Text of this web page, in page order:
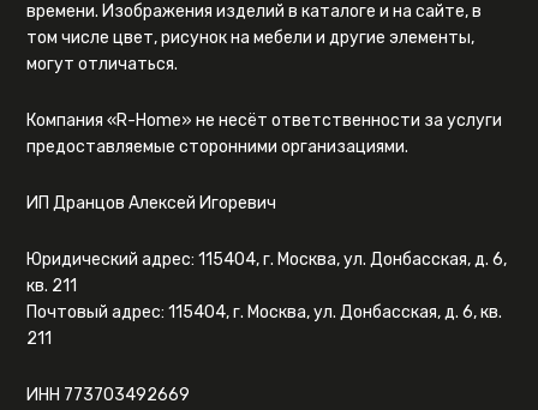
времени. Изображения изделий в каталоге и на сайте, в
том числе цвет, рисунок на мебели и другие элементы,
могут отличаться.
Компания «R-Home» не несёт ответственности за услуги
предоставляемые сторонними организациями.
ИП Дранцов Алексей Игоревич
Юридический адрес: 115404, г. Москва, ул. Донбасская, д. 6,
кв. 211
Почтовый адрес: 115404, г. Москва, ул. Донбасская, д. 6, кв.
211
ИНН 773703492669